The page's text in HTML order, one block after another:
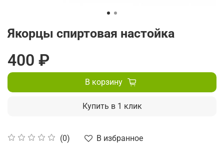
Якорцы спиртовая настойка
(0) В избранное
400 ₽
В корзину
Купить в 1 клик